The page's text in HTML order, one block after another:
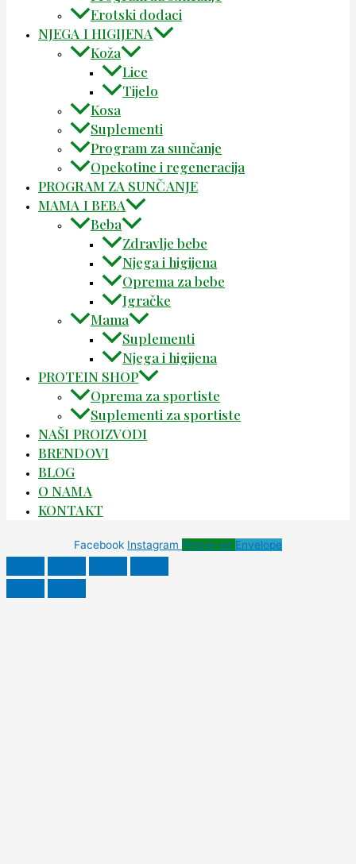
Erotski dodaci
NJEGA I HIGIJENA
Koža
Lice
Tijelo
Kosa
Suplementi
Program za sunčanje
Opekotine i regeneracija
PROGRAM ZA SUNČANJE
MAMA I BEBA
Beba
Zdravlje bebe
Njega i higijena
Oprema za bebe
Igračke
Mama
Suplementi
Njega i higijena
PROTEIN SHOP
Oprema za sportiste
Suplementi za sportiste
NAŠI PROIZVODI
BRENDOVI
BLOG
O NAMA
KONTAKT
Facebook Instagram Phone-alt Envelope